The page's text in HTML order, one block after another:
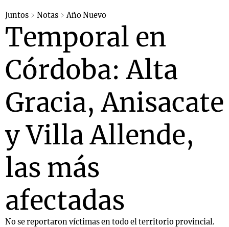
Juntos Notas Año Nuevo
Temporal en
Córdoba: Alta
Gracia, Anisacate
y Villa Allende,
las más
afectadas
No se reportaron víctimas en todo el territorio provincial.